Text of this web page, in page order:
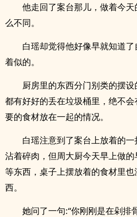
他走回了案台那儿，做着今
么不同。
白瑶却觉得他好像早就知道
着似的。
厨房里的东西分门别类的摆
都有好好的丢在垃圾桶里，绝不
要的食材放在一起的情况。
白瑶注意到了案台上放着的
沾着碎肉，但周大厨今天早上做
等东西，桌子上摆放着的食材里
西。
她问了一句:“你刚刚是在剁排